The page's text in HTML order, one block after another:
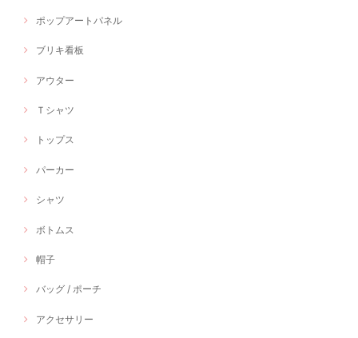
ポップアートパネル
ブリキ看板
アウター
Ｔシャツ
トップス
パーカー
シャツ
ボトムス
帽子
バッグ / ポーチ
アクセサリー